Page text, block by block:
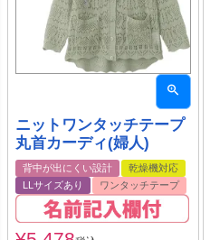
ニットワンタッチテープ
丸首カーディ(婦人)
背中が出にくい設計
乾燥機対応
LLサイズあり
ワンタッチテープ